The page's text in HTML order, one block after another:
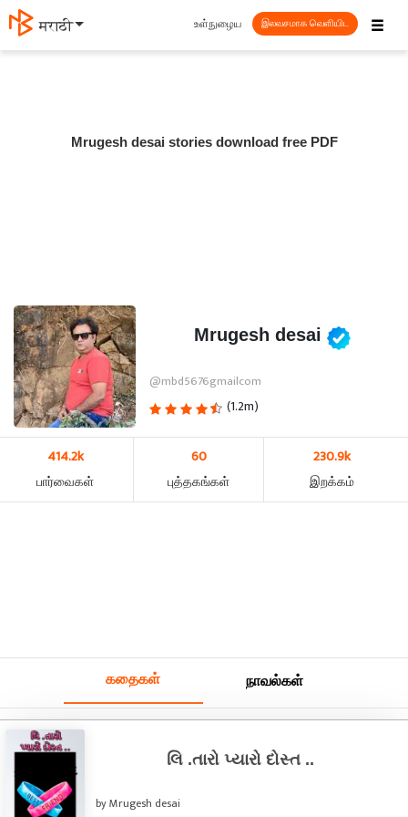
मराठी ☰
உள்நுழைய இலவசமாக வெளியிட
Mrugesh desai stories download free PDF
Mrugesh desai
@mbd5676gmailcom
(1.2m)
414.2k
பார்வைகள்
60
புத்தகங்கள்
230.9k
இறக்கம்
கதைகள் நாவல்கள்
લિ .તારો પ્યારો દોસ્ત ..
by Mrugesh desai